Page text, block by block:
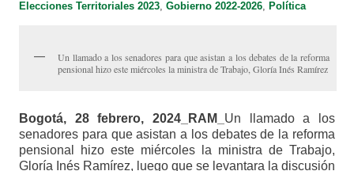
Elecciones Territoriales 2023, Gobierno 2022-2026, Política
Un llamado a los senadores para que asistan a los debates de la reforma
pensional hizo este miércoles la ministra de Trabajo, Gloría Inés Ramírez
Bogotá, 28 febrero, 2024_RAM_ Un llamado a los
senadores para que asistan a los debates de la reforma
pensional hizo este miércoles la ministra de Trabajo,
Gloría Inés Ramírez, luego que se levantara la discusión